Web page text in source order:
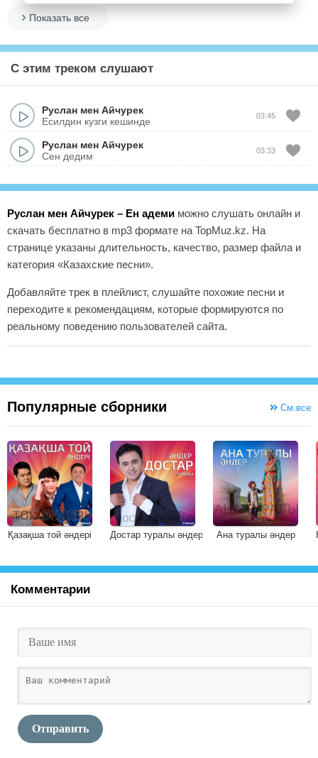
Показать все
С этим треком слушают
Руслан мен Айчурек
Есилдин кузги кешинде
03:45
Руслан мен Айчурек
Сен дедим
03:33
Руслан мен Айчурек – Ен адеми можно слушать онлайн и
скачать бесплатно в mp3 формате на TopMuz.kz. На
странице указаны длительность, качество, размер файла и
категория «Казахские песни».
Добавляйте трек в плейлист, слушайте похожие песни и
переходите к рекомендациям, которые формируются по
реальному поведению пользователей сайта.
Популярные сборники См.все
Қазақша той әндері Достар туралы әндер Ана туралы әндер
Комментарии
Отправить